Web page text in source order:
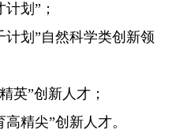
计划” ；
计划 ”自然科学类创新领
英”创新人才；
高精尖”创新人才。